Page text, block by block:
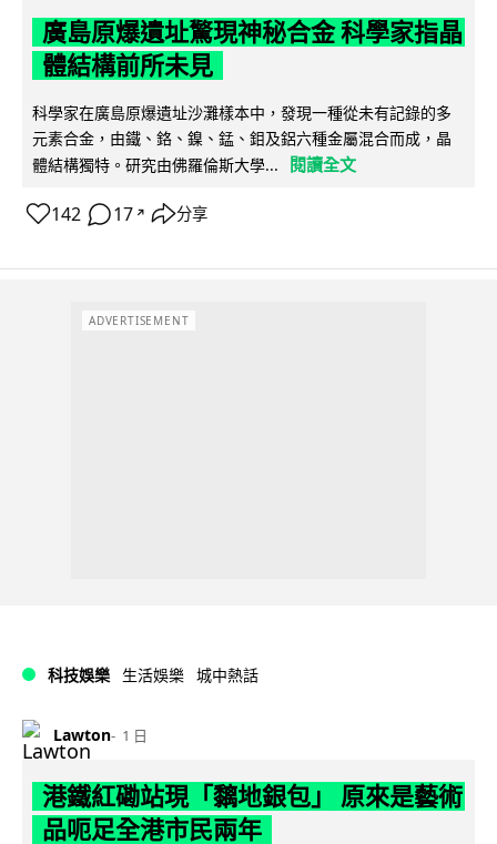
廣島原爆遺址驚現神秘合金 科學家指晶
體結構前所未見
科學家在廣島原爆遺址沙灘樣本中，發現一種從未有記錄的多
元素合金，由鐵、鉻、鎳、錳、鉬及鋁六種金屬混合而成，晶
體結構獨特。研究由佛羅倫斯大學...
閱讀全文
142 17 ↗ 分享
ADVERTISEMENT
科技娛樂 生活娛樂 城中熱話
Lawton 1 日
港鐵紅磡站現「黐地銀包」 原來是藝術
品呃足全港市民兩年